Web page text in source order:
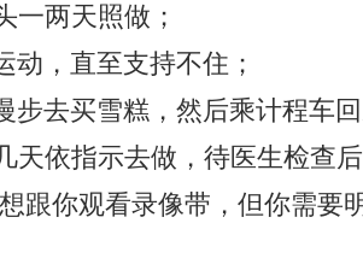
一两天照做；
动，直至支持不住；
步去买雪糕，然后乘计程车
天依指示去做，待医生检查
跟你观看录像带，但你需要